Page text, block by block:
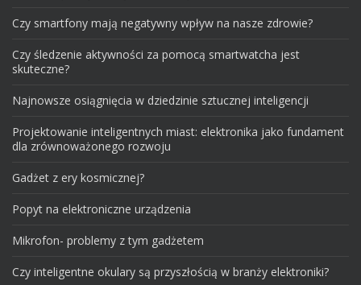
Czy smartfony mają negatywny wpływ na nasze zdrowie?
Czy śledzenie aktywności za pomocą smartwatcha jest
skuteczne?
Najnowsze osiągnięcia w dziedzinie sztucznej inteligencji
Projektowanie inteligentnych miast: elektronika jako fundament
dla zrównoważonego rozwoju
Gadżet z ery kosmicznej?
Popyt na elektroniczne urządzenia
Mikrofon- problemy z tym gadżetem
Czy inteligentne okulary są przyszłością w branży elektroniki?